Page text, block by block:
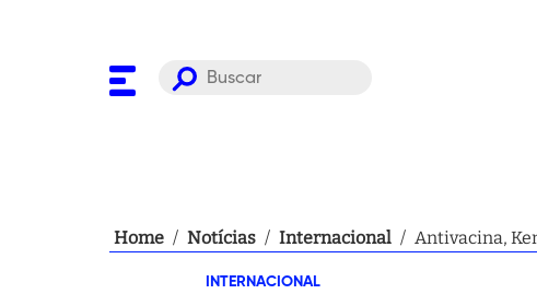
Home / Notícias / Internacional / Antivacina,
INTERNACIONAL